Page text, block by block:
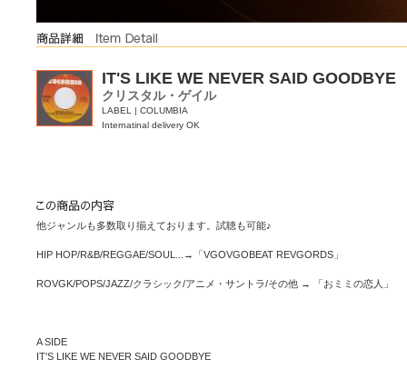
IT'S LIKE WE NEVER SAID GOODBYE
クリスタル・ゲイル
LABEL | COLUMBIA
Internatinal delivery OK
他ジャンルも多数取り揃えております。試聴も可能♪
HIP HOP/R&B/REGGAE/SOUL...→「VGOVGOBEAT REVGORDS」
ROVGK/POPS/JAZZ/クラシック/アニメ・サントラ/その他 → 「おミミの恋人」
A SIDE
IT'S LIKE WE NEVER SAID GOODBYE